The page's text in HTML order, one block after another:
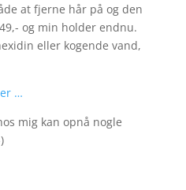
at fjerne hår på og den
og min holder endnu.
eller kogende vand,
…
mig kan opnå nogle